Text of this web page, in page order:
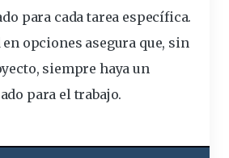
para cada tarea específica.
opciones asegura que, sin
siempre haya un
para el trabajo.